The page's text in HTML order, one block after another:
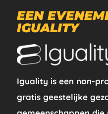
EEN
IGUALITY
Iguality is een non-
gratis geestelijke